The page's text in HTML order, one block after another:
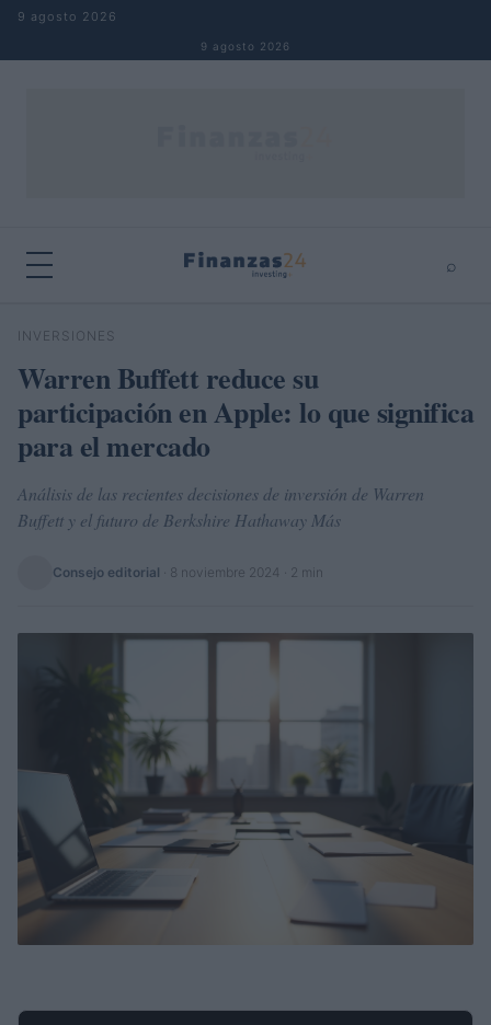
Saltar al contenido
9 agosto 2026
9 agosto 2026
⌕
Buscar
INVERSIONES
Warren Buffett reduce su
participación en Apple: lo que significa
para el mercado
Análisis de las recientes decisiones de inversión de Warren
Buffett y el futuro de Berkshire Hathaway Más
Consejo editorial 8 noviembre 2024 · 2 min